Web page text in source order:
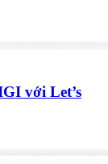
với Let’s